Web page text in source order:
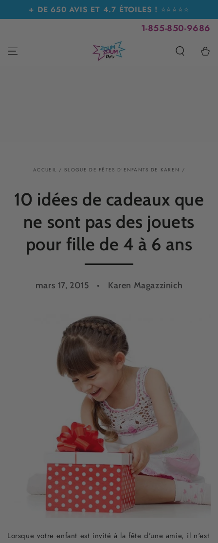
IGNORER LE
CONTENU
+ DE 650 AVIS ET 4.7 ÉTOILES ! ⭐⭐⭐⭐⭐
1-855-850-9686
Panier
ACCUEIL / BLOGUE DE FÊTES D'ENFANTS DE KAREN /
10 idées de cadeaux que
ne sont pas des jouets
pour fille de 4 à 6 ans
mars 17, 2015 Karen Magazzinich
Lorsque votre enfant est invité à la fête d’une amie, il n'est